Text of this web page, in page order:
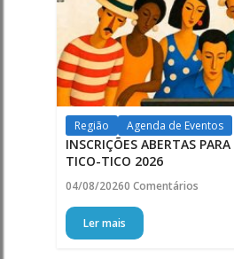
Região Agenda de Eventos
INSCRIÇÕES ABERTAS
TICO-TICO 2026
04/08/20260 Comentários
Ler mais